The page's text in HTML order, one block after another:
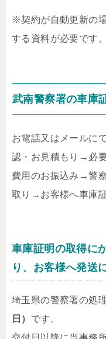
※契約が自動更新の
する資料が必要です。
武南警察署の車庫
お電話又はメールに
認・お見積もり → 必
費用のお振込み →警
取り → お客様へ車庫
車庫証明の取得に
り、お客様へ発送
埼玉県の警察署の処
日） です。